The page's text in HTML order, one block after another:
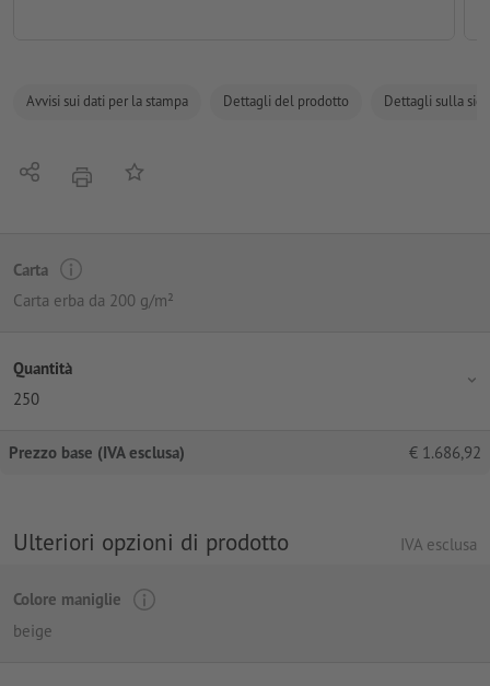
Avvisi sui dati per la stampa Dettagli del prodotto Dettagli sulla
Condividistamparealla lista preferiti
Carta
Carta erba da 200 g/m²
Quantità
250
Prezzo base (IVA esclusa) € 1.686,92
Ulteriori opzioni di prodotto IVA esclusa
Colore maniglie
beige